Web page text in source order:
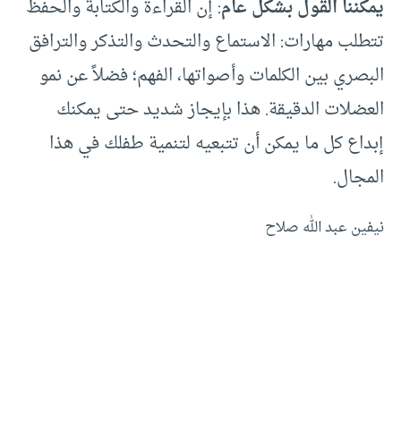
يمكننا القول بشكل عام: إن القراءة والكتابة والحفظ
تتطلب مهارات: الاستماع والتحدث والتذكر والترافق
البصري بين الكلمات وأصواتها، الفهم؛ فضلاً عن نمو
العضلات الدقيقة. هذا بإيجاز شديد حتى يمكنك
إبداع كل ما يمكن أن تتبعيه لتنمية طفلك في هذا
المجال.
نيفين عبد الله صلاح